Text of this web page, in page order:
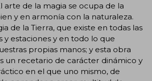
arte de la magia se ocupa de la
y en armonía con la naturaleza.
de la Tierra, que existe en todas las
y estaciones y en todo lo que
propias manos; y esta obra
un recetario de carácter dinámico y
en el que uno mismo, de